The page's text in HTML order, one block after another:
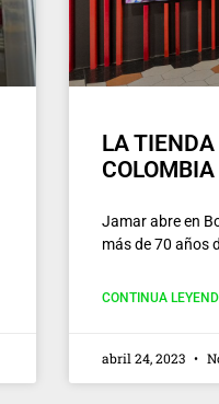
LA
COLOMBIA
Jamar abre en
más de 70 años
CONTINUA
abril 24, 2023